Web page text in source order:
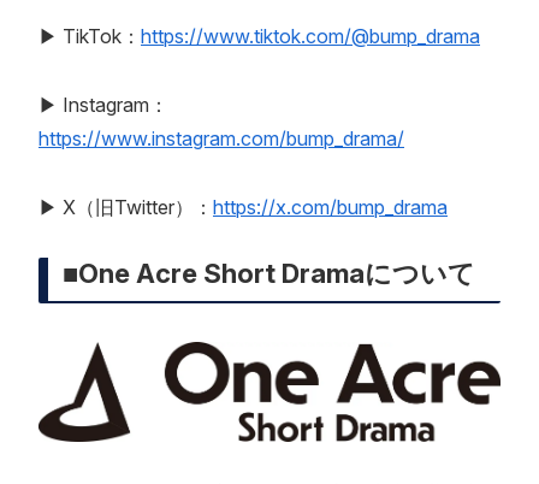
▶ TikTok： https://www.tiktok.com/@bump_drama
▶ Instagram：
https://www.instagram.com/bump_drama/
▶ X（旧Twitter）： https://x.com/bump_drama
■One Acre Short Dramaについて